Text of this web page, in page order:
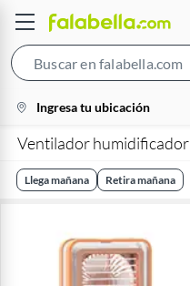
location-
icon
Ingresa tu ubicación
Ventilador humidificador
Llega mañana Retira mañana